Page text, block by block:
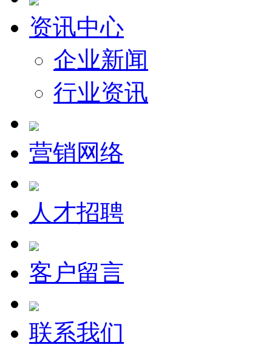
资讯中心
企业新闻
行业资讯
营销网络
人才招聘
客户留言
联系我们